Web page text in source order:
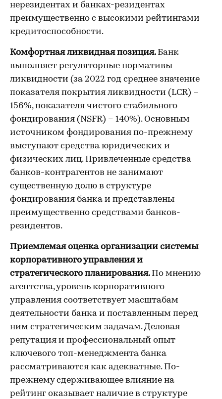
нерезидентах и банках-резидентах
преимущественно с высокими рейтингами
кредитоспособности.
Комфортная ликвидная позиция. Банк
выполняет регуляторные нормативы
ликвидности (за 2022 год среднее значение
показателя покрытия ликвидности (LCR) –
156%, показателя чистого стабильного
фондирования (NSFR) – 140%). Основным
источником фондирования по-прежнему
выступают средства юридических и
физических лиц. Привлеченные средства
банков-контрагентов не занимают
существенную долю в структуре
фондирования банка и представлены
преимущественно средствами банков-
резидентов.
Приемлемая оценка организации системы
корпоративного управления и
стратегического планирования. По мнению
агентства, уровень корпоративного
управления соответствует масштабам
деятельности банка и поставленным перед
ним стратегическим задачам. Деловая
репутация и профессиональный опыт
ключевого топ-менеджмента банка
рассматриваются как адекватные. По-
прежнему сдерживающее влияние на
рейтинг оказывает наличие в структуре